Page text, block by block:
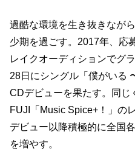
過酷な環境を生き抜きなが
少期を過ごす。2017年、応
レイクオーディションでグ
28日にシングル「僕がいる
CDデビューを果たす。同じ
FUJI「Music Spice+！」の
デビュー以降積極的に全国
を増やす。